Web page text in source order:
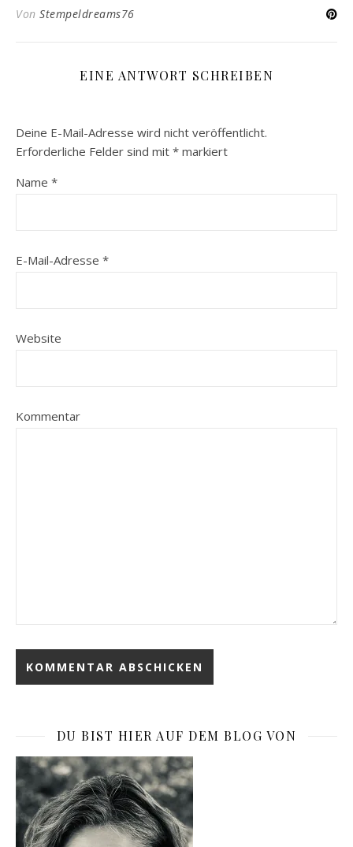
Von Stempeldreams76
EINE ANTWORT SCHREIBEN
Deine E-Mail-Adresse wird nicht veröffentlicht.
Erforderliche Felder sind mit * markiert
Name *
E-Mail-Adresse *
Website
Kommentar
DU BIST HIER AUF DEM BLOG VON